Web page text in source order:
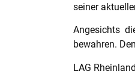
seiner
Angesichts
bewahren.
LAG